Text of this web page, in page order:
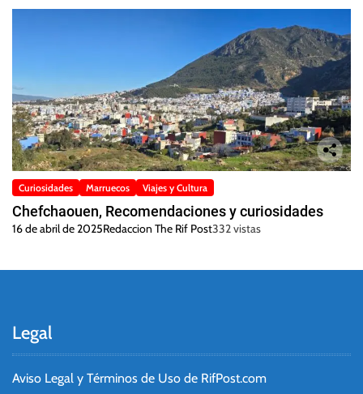
Curiosidades Marruecos Viajes y Cultura
Chefchaouen, Recomendaciones y curiosidades
16 de abril de 2025Redaccion The Rif Post332 vistas
Legal
Aviso Legal y Términos de Uso de RifPost.com